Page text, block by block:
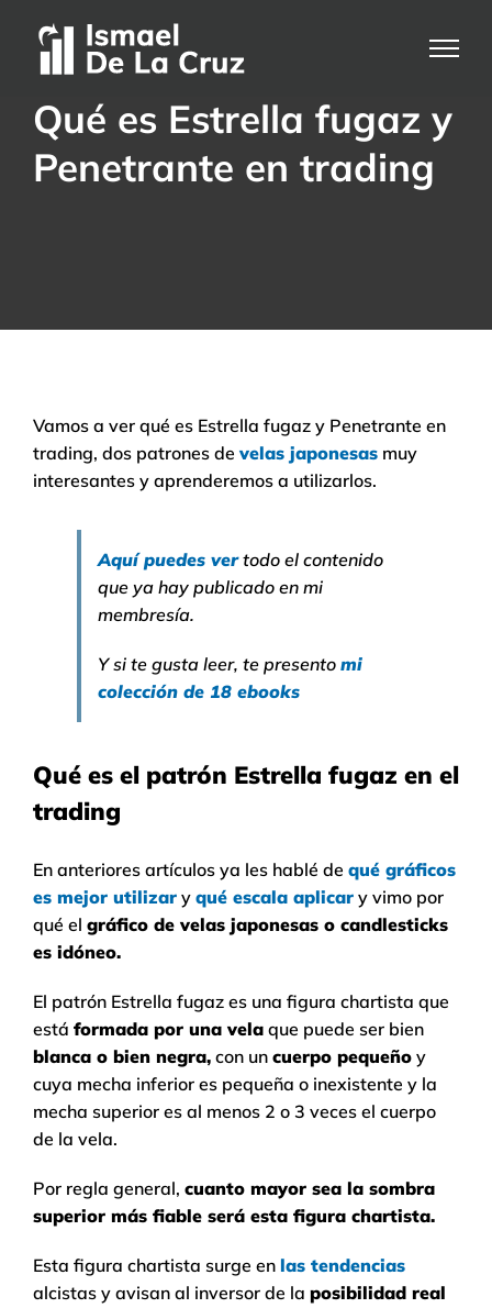
Qué es Estrella fugaz y
Penetrante en trading
Vamos a ver qué es Estrella fugaz y Penetrante en
trading, dos patrones de velas japonesas muy
interesantes y aprenderemos a utilizarlos.
Aquí puedes vertodo el contenido
que ya hay publicado en mi
membresía.
Y si te gusta leer, te presento mi
colección de 18 ebooks
Qué es el patrón Estrella fugaz en el
trading
En anteriores artículos ya les hablé de qué gráficos
es mejor utilizar y qué escala aplicar y vimo por
qué el gráfico de velas japonesas o candlesticks
es idóneo.
El patrón Estrella fugaz es una figura chartista que
está formada por una vela que puede ser bien
blanca o bien negra, con un cuerpo pequeño y
cuya mecha inferior es pequeña o inexistente y la
mecha superior es al menos 2 o 3 veces el cuerpo
de la vela.
Por regla general, cuanto mayor sea la sombra
superior más fiable será esta figura chartista.
Esta figura chartista surge en las tendencias
alcistas y avisan al inversor de la posibilidad real